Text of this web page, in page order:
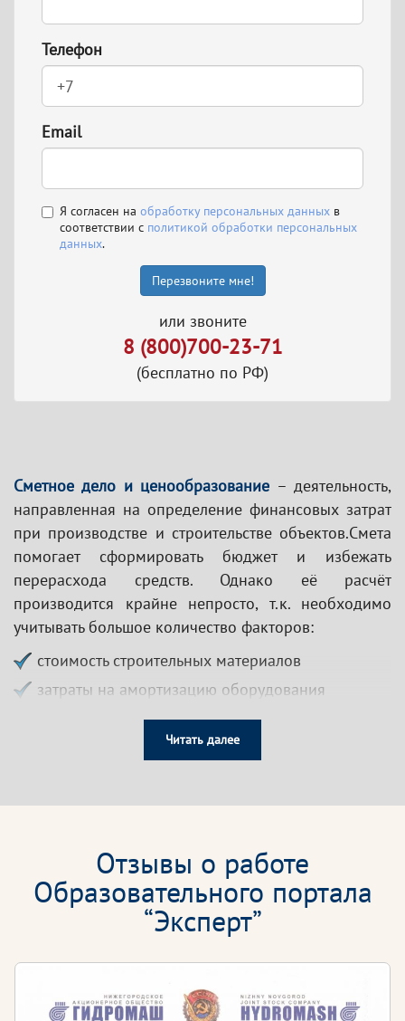
Телефон
Email
Я согласен на обработку персональных данных в
соответствии с политикой обработки персональных
данных.
Перезвоните мне!
или звоните
8 (800)700-23-71
(бесплатно по РФ)
Сметное дело и ценообразование – деятельность,
направленная на определение финансовых затрат
при производстве и строительстве объектов.Смета
помогает сформировать бюджет и избежать
перерасхода средств. Однако её расчёт
производится крайне непросто, т.к. необходимо
учитывать большое количество факторов:
стоимость строительных материалов
затраты на амортизацию оборудования
заработная плата работникам
возможные риски и многое другое.
необходимо обладать не только общими знаниями
бухгалтерии, строительстве, механизме
ценообразования, уметь читать схемы и проекты.
Образовательный портал «Эксперт» предлагает
пройти кусы дополнительного профессионального
образования с целью соответствия всем
требованиям и стандартам, а также повышению
уровня профессиональных знаний и компетенций в
Читать далее
Отзывы о работе
Образовательного портала
“Эксперт”